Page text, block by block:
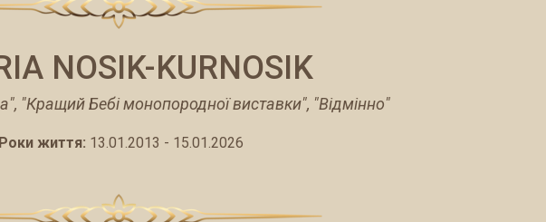
NOSIK-KURNOSIK
"Кращий Бебі монопородної виставки", "Відмінно"
Роки життя: 13.01.2013 - 15.01.2026